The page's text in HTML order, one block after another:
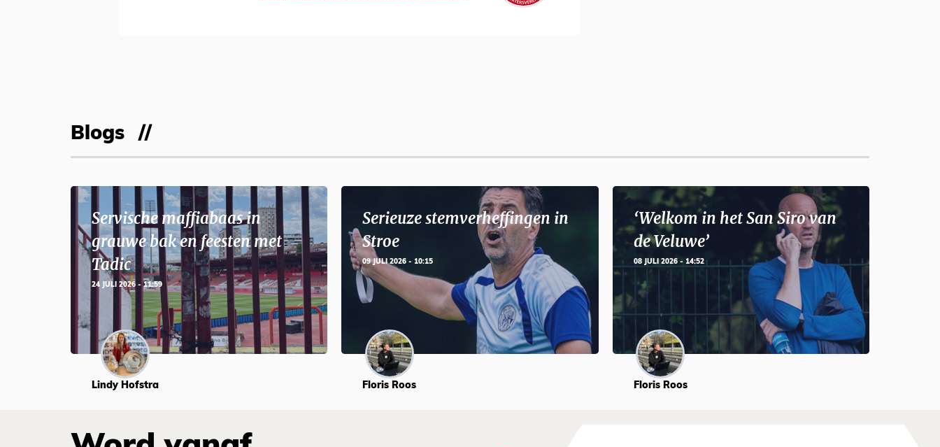
Blogs
Servische maffiabaas in
grauwe bak en feesten met
Tadic
24 JULI 2026 - 11:59
Lindy Hofstra
Serieuze stemverheffingen in
Stroe
09 JULI 2026 - 10:15
Floris Roos
‘Welkom in het San Siro van
de Veluwe’
08 JULI 2026 - 14:52
Floris Roos